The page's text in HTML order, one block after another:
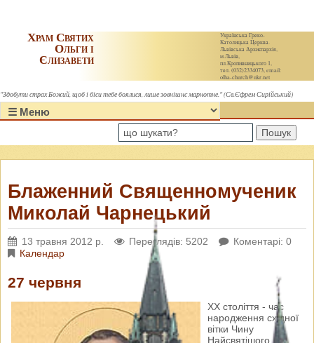
Українська Греко-
Католицька Церква.
Львівська Архиєпархія,
м.Львів,
пл.Кропивницького 1,
тел. (032)2334073, email:
olha-church@ukr.net
Храм Святих
Ольги і
Єлизавети
"Здобути страх Божий, щоб і біси тебе боялися, лише зовнішнє марнотне." (Св.Єфрем Сирійський)
Пошук
Блаженний Священномученик
Миколай Чарнецький
13 травня 2012 р. Переглядів: 5202
Коментарі: 0
Календар
27 червня
ХХ століття - час
народження східної
вітки Чину
Найсвятішого